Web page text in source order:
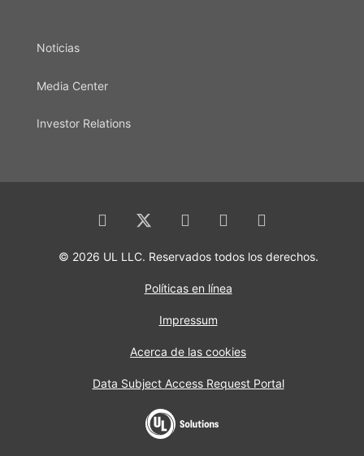
Noticias
Media Center
Investor Relations
© 2026 UL LLC. Reservados todos los derechos.
Políticas en línea
Impressum
Acerca de las cookies
Data Subject Access Request Portal